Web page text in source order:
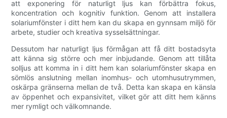
att exponering för naturligt ljus kan förbättra fokus,
koncentration och kognitiv funktion. Genom att installera
solariumfönster i ditt hem kan du skapa en gynnsam miljö för
arbete, studier och kreativa sysselsättningar.
Dessutom har naturligt ljus förmågan att få ditt bostadsyta
att känna sig större och mer inbjudande. Genom att tillåta
solljus att komma in i ditt hem kan solariumfönster skapa en
sömlös anslutning mellan inomhus- och utomhusutrymmen,
oskärpa gränserna mellan de två. Detta kan skapa en känsla
av öppenhet och expansivitet, vilket gör att ditt hem känns
mer rymligt och välkomnande.